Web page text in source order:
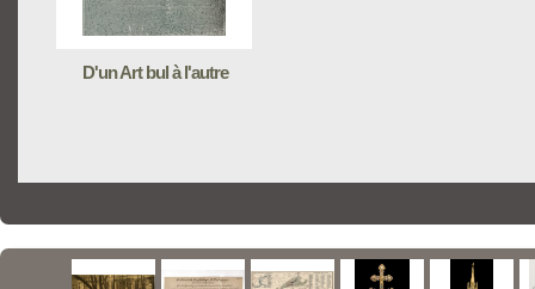
D'un Art bul à l'autre